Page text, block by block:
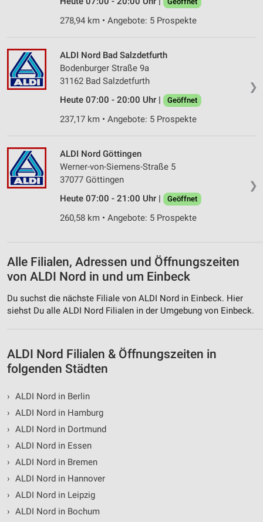
278,94 km • Angebote: 5 Prospekte
❯
ALDI Nord Bad Salzdetfurth
Bodenburger Straße 9a
31162 Bad Salzdetfurth
Heute 07:00 - 20:00 Uhr |
Geöffnet
237,17 km • Angebote: 5 Prospekte
❯
ALDI Nord Göttingen
Werner-von-Siemens-Straße 5
37077 Göttingen
Heute 07:00 - 21:00 Uhr |
Geöffnet
260,58 km • Angebote: 5 Prospekte
Alle Filialen, Adressen und Öffnungszeiten
von ALDI Nord in und um Einbeck
Du suchst die nächste Filiale von ALDI Nord in Einbeck. Hier
siehst Du alle ALDI Nord Filialen in der Umgebung von Einbeck.
ALDI Nord Filialen & Öffnungszeiten in
folgenden Städten
› ALDI Nord in Berlin
› ALDI Nord in Hamburg
› ALDI Nord in Dortmund
› ALDI Nord in Essen
› ALDI Nord in Bremen
› ALDI Nord in Hannover
› ALDI Nord in Leipzig
› ALDI Nord in Bochum
Verwendung reduzierter Daten zur Auswahl von
IAB-Besonderheiten:
Verwendung genauer Standortdaten
Geräte anhand von aktiv angeforderten
Informationen identifizieren
Nicht-IAB-Verarbeitungszwecke:
Performance
Funktional